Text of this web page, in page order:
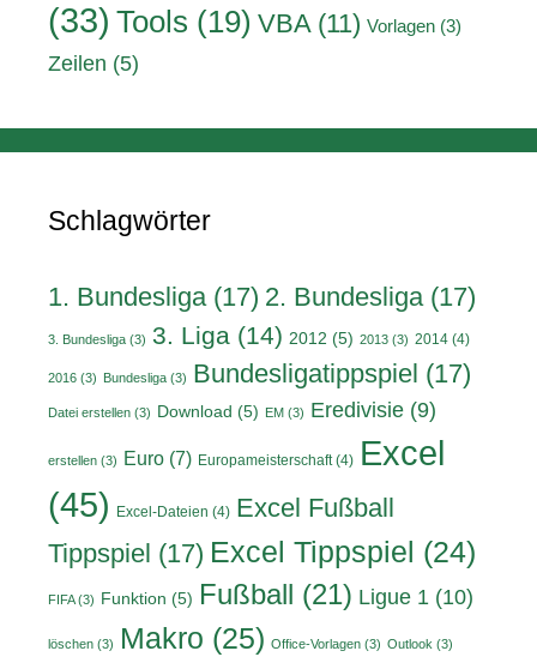
(33) Tools (19) VBA(11) Vorlagen (3)
Zeilen (5)
Schlagwörter
1. Bundesliga(17) 2. Bundesliga(17)
3. Bundesliga (3) 3. Liga (14) 2012 (5) 2013 (3) 2014 (4)
2016 (3) Bundesliga (3) Bundesligatippspiel (17)
Datei erstellen (3) Download (5) EM (3) Eredivisie (9)
erstellen (3) Euro (7) Europameisterschaft(4) Excel
(45)
Excel-Dateien (4) Excel Fußball
Tippspiel (17) Excel Tippspiel (24)
FIFA(3) Funktion (5) Fußball (21) Ligue 1 (10)
löschen (3) Makro (25) Office-Vorlagen (3) Outlook (3)